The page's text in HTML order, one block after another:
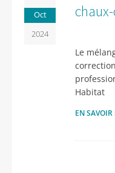
Oct
2024
Le
Habitat
EN SAVOIR